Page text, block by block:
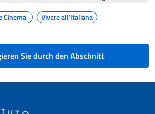
Cinema Vivere all’Italiana
Sie durch den Abschnitt